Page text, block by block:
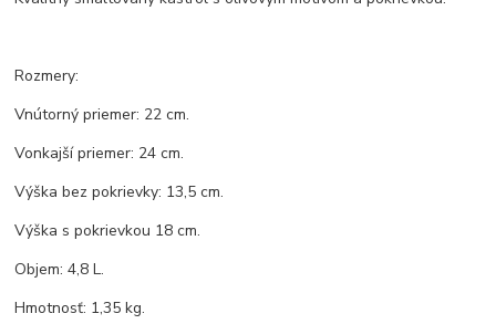
Rozmery:
Vnútorný priemer: 22 cm.
Vonkajší priemer: 24 cm.
Výška bez pokrievky: 13,5 cm.
Výška s pokrievkou 18 cm.
Objem: 4,8 L.
Hmotnosť: 1,35 kg.